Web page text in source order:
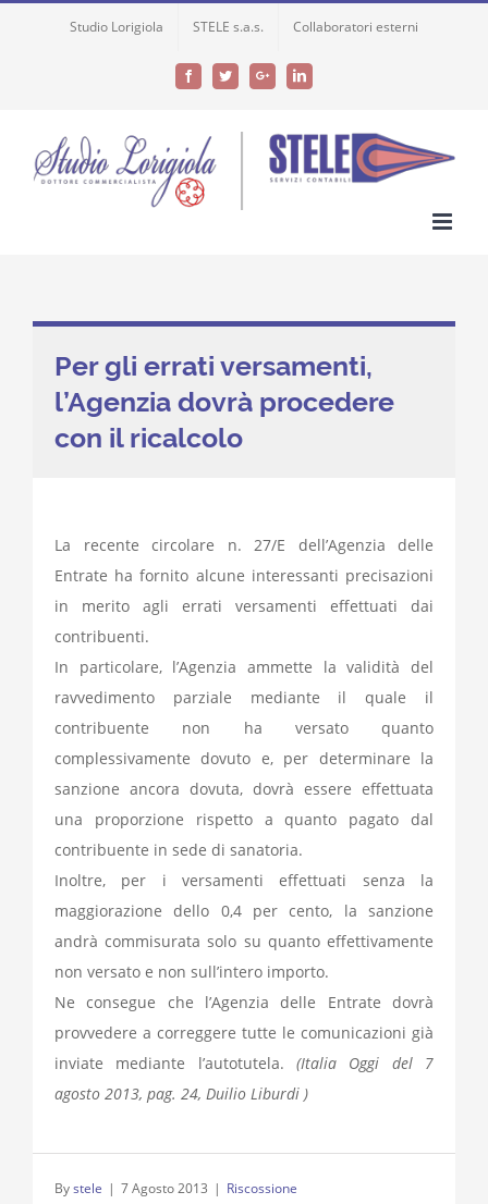
Studio Lorigiola STELE s.a.s. Collaboratori esterni
FacebookTwitterGoogle+LinkedIn
Per gli errati versamenti,
l’Agenzia dovrà procedere
con il ricalcolo
La recente circolare n. 27/E dell’Agenzia delle
Entrate ha fornito alcune interessanti precisazioni
in merito agli errati versamenti effettuati dai
contribuenti.
In particolare, l’Agenzia ammette la validità del
ravvedimento parziale mediante il quale il
contribuente non ha versato quanto
complessivamente dovuto e, per determinare la
sanzione ancora dovuta, dovrà essere effettuata
una proporzione rispetto a quanto pagato dal
contribuente in sede di sanatoria.
Inoltre, per i versamenti effettuati senza la
maggiorazione dello 0,4 per cento, la sanzione
andrà commisurata solo su quanto effettivamente
non versato e non sull’intero importo.
Ne consegue che l’Agenzia delle Entrate dovrà
provvedere a correggere tutte le comunicazioni già
inviate mediante l’autotutela. (Italia Oggi del 7
agosto 2013, pag. 24, Duilio Liburdi )
Bystele | 7 Agosto 2013 | Riscossione